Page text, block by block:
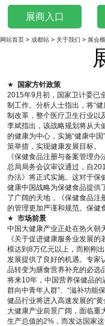
展商入口
网站首页 > 成都站 > 关于我们 > 展会
★ 国家方针政策
2015年9月初，国家卫计委已
制工作。分析人士指出，将“
制改革，整个医疗卫生行业以
李斌指出，该战略规划将从大
的健康为中心，实施“健康中
策举措，实现健康发展目标。
《保健食品注册与备案管理
总局局务会议审议通过，自
办法》将正式实施。这对于保
健康中国战略为保健食品提供
了广阔的天地，《保健食品注
的管理更加严谨和规范。保健
★ 市场前景
中国大健康产业正处在热火朝
《关于促进健康服务业发展
模达到8万亿元以上，而刚刚
发展提供了良好的机遇。专家
品转变为膳食营养补充的必选
将来10年，中国营养保健品的
群向中青年人群”、“滋补功能
健品行业将进入高速发展的“黄
大健康产业前景广阔，面临重
生产总值的2%，而发达国家